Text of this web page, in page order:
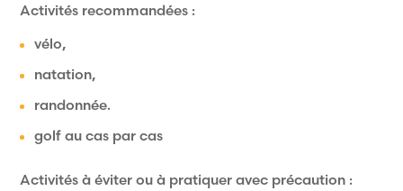
Activités recommandées :
vélo,
natation,
randonnée.
golf au cas par cas
Activités à éviter ou à pratiquer avec précaution :